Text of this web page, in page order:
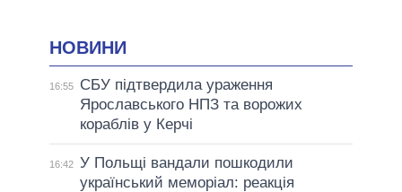
НОВИНИ
16:55
СБУ підтвердила ураження
Ярославського НПЗ та ворожих
кораблів у Керчі
16:42 У Польщі вандали пошкодили
український меморіал: реакція